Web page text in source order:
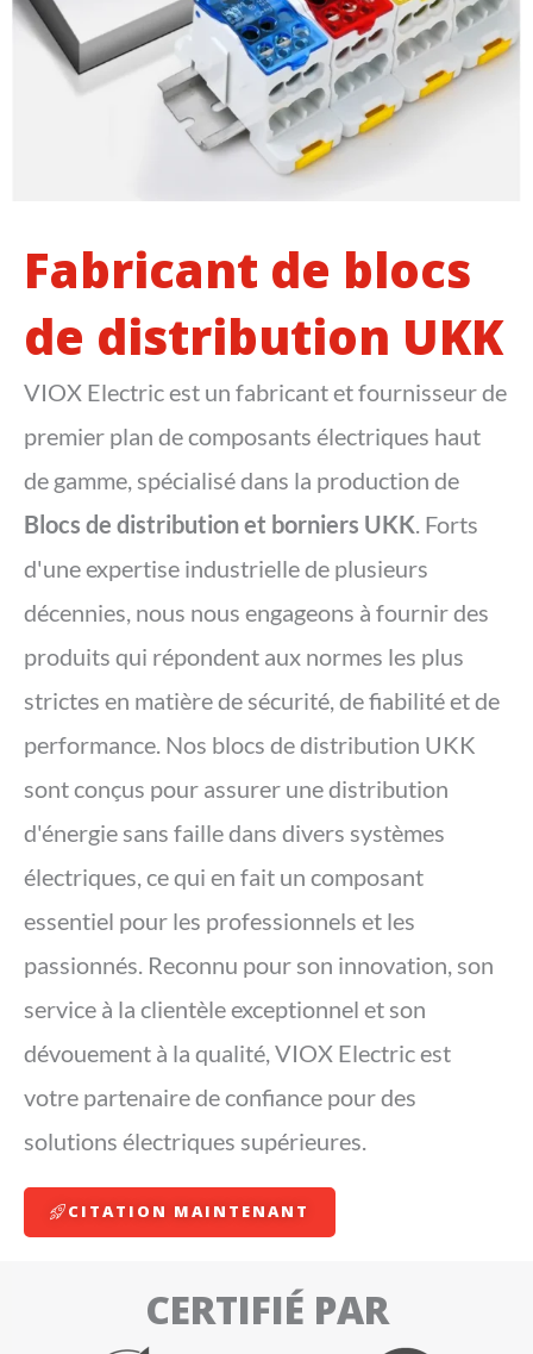
Fabricant de blocs
de distribution UKK
VIOX Electric est un fabricant et fournisseur de
premier plan de composants électriques haut
de gamme, spécialisé dans la production de
Blocs de distribution et borniers UKK. Forts
d'une expertise industrielle de plusieurs
décennies, nous nous engageons à fournir des
produits qui répondent aux normes les plus
strictes en matière de sécurité, de fiabilité et de
performance. Nos blocs de distribution UKK
sont conçus pour assurer une distribution
d'énergie sans faille dans divers systèmes
électriques, ce qui en fait un composant
essentiel pour les professionnels et les
passionnés. Reconnu pour son innovation, son
service à la clientèle exceptionnel et son
dévouement à la qualité, VIOX Electric est
votre partenaire de confiance pour des
solutions électriques supérieures.
CITATION MAINTENANT
CERTIFIÉ PAR